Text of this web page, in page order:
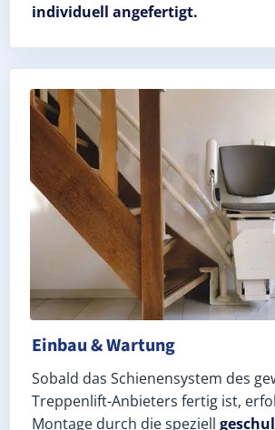
individuell angefertigt.
Schneller, sauberer Einbau durch
Einbau & Wartung
Sobald das Schienensystem des
Treppenlift-Anbieters fertig ist,
Montage durch die speziell